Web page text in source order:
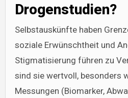
Drogenstudien?
Selbstauskünfte haben
soziale Erwünschtheit und
Stigmatisierung führen zu
sind sie wertvoll, besonders
Messungen (Biomarker,